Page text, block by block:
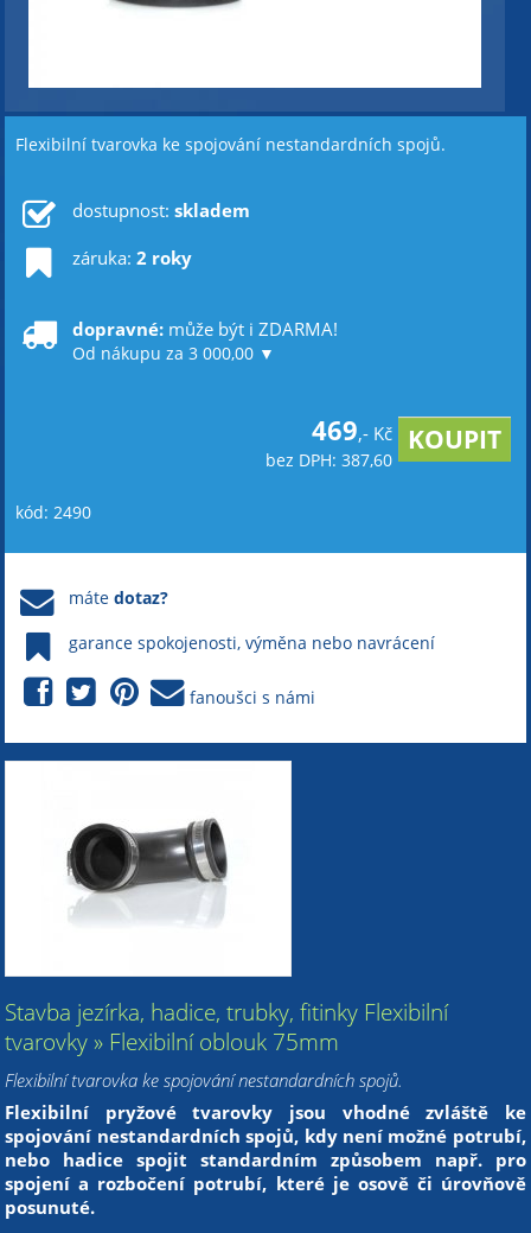
Flexibilní tvarovka ke spojování nestandardních spojů.
dostupnost: skladem
záruka: 2 roky
dopravné: může být i ZDARMA!
Od nákupu za 3 000,00 ▼
469,- Kč
bez DPH: 387,60
kód: 2490
mátedotaz?
garance spokojenosti, výměna nebo navrácení
fanoušci s námi
Stavba jezírka, hadice, trubky, fitinky Flexibilní
tvarovky » Flexibilní oblouk 75mm
Flexibilní tvarovka ke spojování nestandardních spojů.
Flexibilní pryžové tvarovky jsou vhodné zvláště ke
spojování nestandardních spojů, kdy není možné potrubí,
nebo hadice spojit standardním způsobem např. pro
spojení a rozbočení potrubí, které je osově či úrovňově
posunuté.